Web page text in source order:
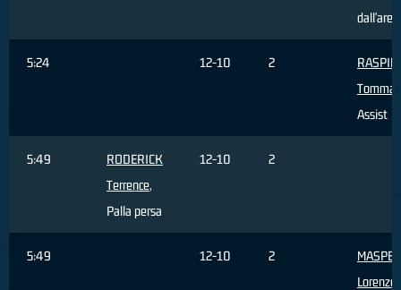
dall'area
5:24 12-10 2
Assist
5:49
RODERICK
Terrence,
Palla persa
12-10 2
5:49 12-10 2
Lorenzo